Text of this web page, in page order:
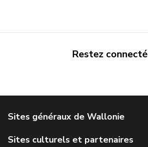
Restez connecté
Service public de Wallonie